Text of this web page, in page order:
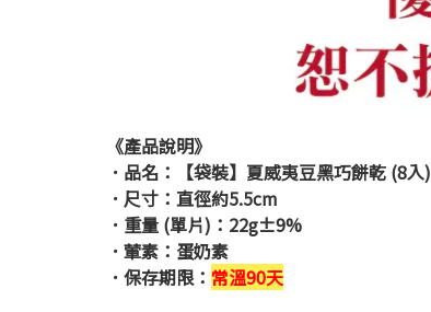
《產品說明》
．品名：【袋裝】 夏威夷豆黑巧餅乾 (8入)
．尺寸： 直徑約5.5cm
．重量 (單片)： 22g±9%
．葷素：蛋奶素
．保存期限： 常溫90天